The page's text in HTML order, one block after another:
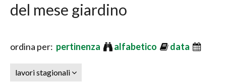
del mese giardino
ordina per: pertinenza alfabetico data
lavori stagionali